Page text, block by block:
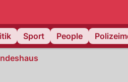
Sport People